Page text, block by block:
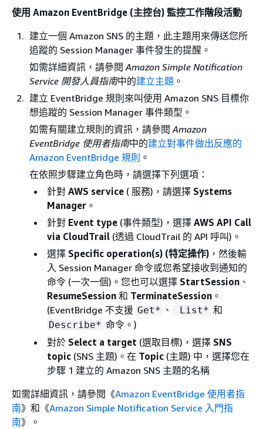
使用 Amazon EventBridge (主控台) 監控工作階段活動
建立一個 Amazon SNS 的主題，此主題用來傳送您所
追蹤的 Session Manager 事件發生的提醒。
如需詳細資訊，請參閱 Amazon Simple Notification
Service 開發人員指南中的建立主題 。
建立 EventBridge 規則來叫使用 Amazon SNS 目標你
想追蹤的 Session Manager 事件類型。
如需有關建立規則的資訊，請參閱 Amazon
EventBridge 使用者指南中的建立對事件做出反應的
Amazon EventBridge 規則 。
在依照步驟建立角色時，請選擇下列選項：
針對 AWS service ( 服務)，請選擇 Systems
Manager 。
針對 Event type (事件類型)，選擇 AWS API Call
via CloudTrail (透過 CloudTrail 的 API 呼叫)。
選擇 Specific operation(s) (特定操作) ，然後輸
入 Session Manager 命令或您希望接收到通知的
命令 (一次一個)。您也可以選擇 StartSession 、
ResumeSession 和 TerminateSession 。
(EventBridge 不支援 Get* 、 List* 和
Describe* 命令。)
對於 Select a target (選取目標)，選擇 SNS
topic (SNS 主題)。在 Topic (主題) 中，選擇您在
步驟 1 建立的 Amazon SNS 主題的名稱
如需詳細資訊，請參閱《Amazon EventBridge 使用者指
南》和《Amazon Simple Notification Service 入門指
南》。